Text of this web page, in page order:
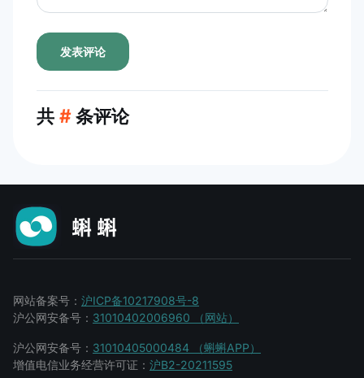
发表评论
共 #条评论
网站备案号： 沪ICP备10217908号-8
沪公网安备号： 31010402006960 （网站）
沪公网安备号： 31010405000484 （蝌蝌APP）
增值电信业务经营许可证： 沪B2-20211595